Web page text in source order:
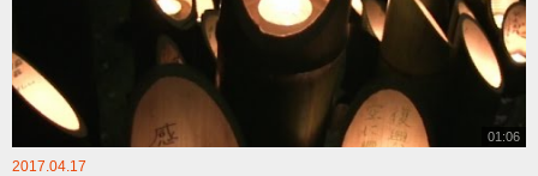
01:06
2017.04.17